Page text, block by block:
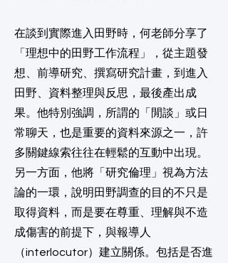
在談到實際進入田野時，何老師分享了
「理想中的田野工作流程」，從主題發
想、前導研究、撰寫研究計畫，到進入
田野、資料整理與反思，最後產出成
果。他特別強調，所謂的「閒談」或日
常聊天，也是重要的資料來源之一，許
多關鍵線索往往在輕鬆的互動中出現。
另一方面，他將「研究倫理」視為方法
論的一環，說明田野調查的目的不只是
取得資料，而是要在尊重、理解與不造
成傷害的前提下，與報導人
（interlocutor）建立關係。包括是否進